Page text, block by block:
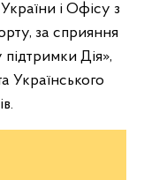
і Офісу з
за сприяння
Дія»,
Українського